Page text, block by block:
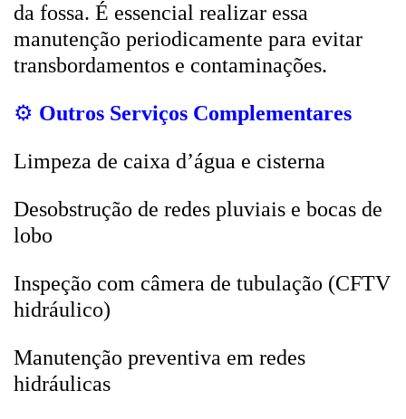
da fossa. É essencial realizar essa
manutenção periodicamente para evitar
transbordamentos e contaminações.
⚙️ Outros Serviços Complementares
Limpeza de caixa d’água e cisterna
Desobstrução de redes pluviais e bocas de
lobo
Inspeção com câmera de tubulação (CFTV
hidráulico)
Manutenção preventiva em redes
hidráulicas